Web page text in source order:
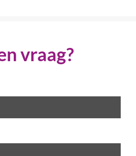
vraag?